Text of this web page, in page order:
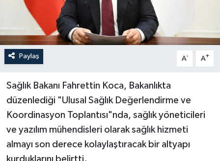
Paylaş A- A+
Sağlık Bakanı Fahrettin Koca, Bakanlıkta
düzenlediği "Ulusal Sağlık Değerlendirme ve
Koordinasyon Toplantısı"nda, sağlık yöneticileri
ve yazılım mühendisleri olarak sağlık hizmeti
almayı son derece kolaylaştıracak bir altyapı